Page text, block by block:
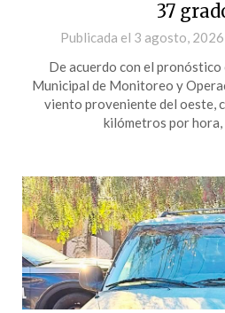
37
Publicada el 3 agosto, 2026
De acuerdo con el
Municipal de Monitoreo y
viento proveniente del oeste,
kilómetros por